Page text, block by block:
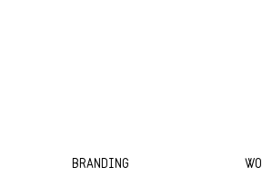
BRANDING